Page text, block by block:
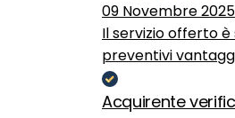
09 Novembre 2025
Il servizio offerto
preventivi
Acquirente